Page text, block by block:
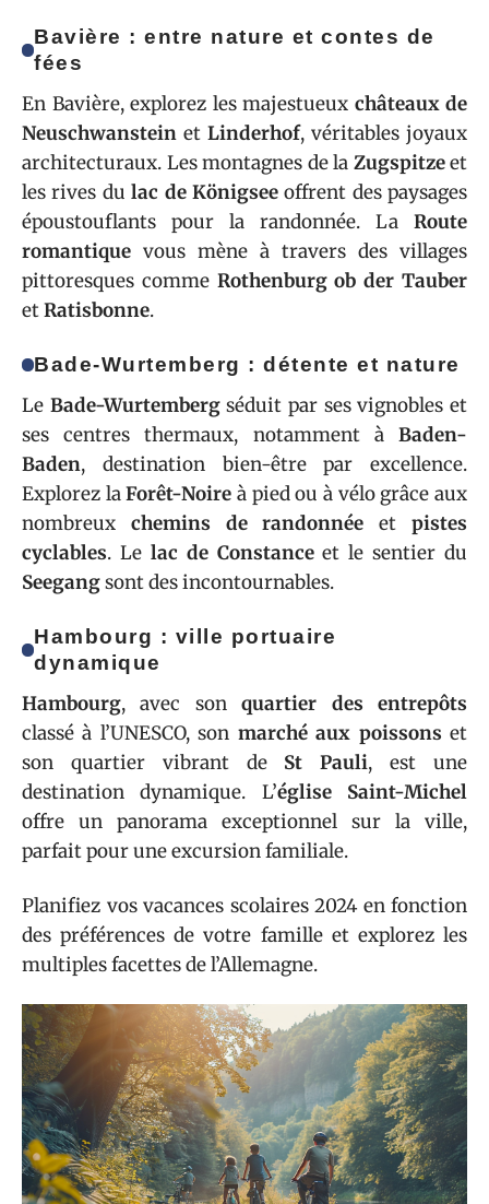
Bavière : entre nature et contes de
fées
En Bavière, explorez les majestueux châteaux de
Neuschwanstein et Linderhof, véritables joyaux
architecturaux. Les montagnes de la Zugspitzeet
les rives dulac de Königseeoffrent des paysages
époustouflants pour la randonnée. La Route
romantique vous mène à travers des villages
pittoresques comme Rothenburg ob der Tauber
etRatisbonne.
Bade-Wurtemberg : détente et nature
Le Bade-Wurtembergséduit par ses vignobles et
ses centres thermaux, notamment à Baden-
Baden, destination bien-être par excellence.
Explorez laForêt-Noire à pied ou à vélo grâce aux
nombreux chemins de randonnée etpistes
cyclables. Le lac de Constanceet le sentier du
Seegangsont des incontournables.
Hambourg : ville portuaire
dynamique
Hambourg, avec sonquartier des entrepôts
classé à l’UNESCO, son marché aux poissons et
son quartier vibrant de St Pauli, est une
destination dynamique. L’église Saint-Michel
offre un panorama exceptionnel sur la ville,
parfait pour une excursion familiale.
Planifiez vos vacances scolaires 2024 en fonction
des préférences de votre famille et explorez les
multiples facettes de l’Allemagne.